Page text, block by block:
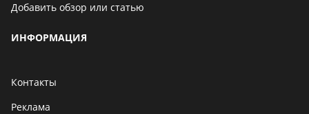
Добавить обзор или статью
ИНФОРМАЦИЯ
Контакты
Реклама